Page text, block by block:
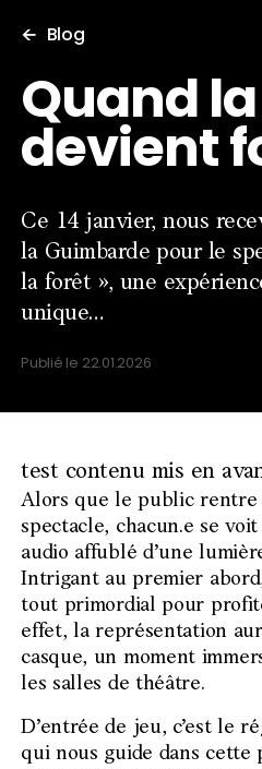
À
La MCFA et les
Blog
Quand
devient
Ce 14 janvier, nous
la Guimbarde pour le
la forêt », une
unique…
Publié le 22.01.2026
test contenu mis en
Alors que le public rentre
spectacle, chacun.e se
audio affublé d’une
Intrigant au premier
tout primordial pour
effet, la représentation
casque, un moment
les salles de théâtre.
D’entrée de jeu, c’est le
qui nous guide dans cette